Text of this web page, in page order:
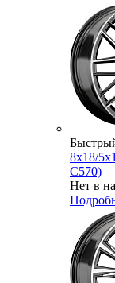
8x18/
C570)
Нет в